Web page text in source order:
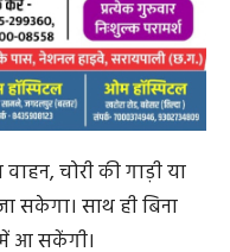
चोरी की गाड़ी या
सकेगा। साथ ही बिना
आ सकेंगी।